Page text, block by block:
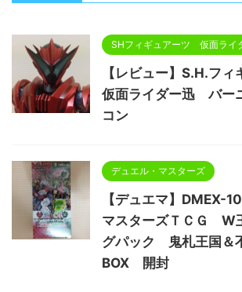
SHフィギュアーツ 仮面ライ
【レビュー】S.H.フ
仮面ライダー迅 バー
コン
デュエル・マスターズ
【デュエマ】DMEX-
マスターズＴＣＧ W
グパック 鬼札王国＆
BOX 開封